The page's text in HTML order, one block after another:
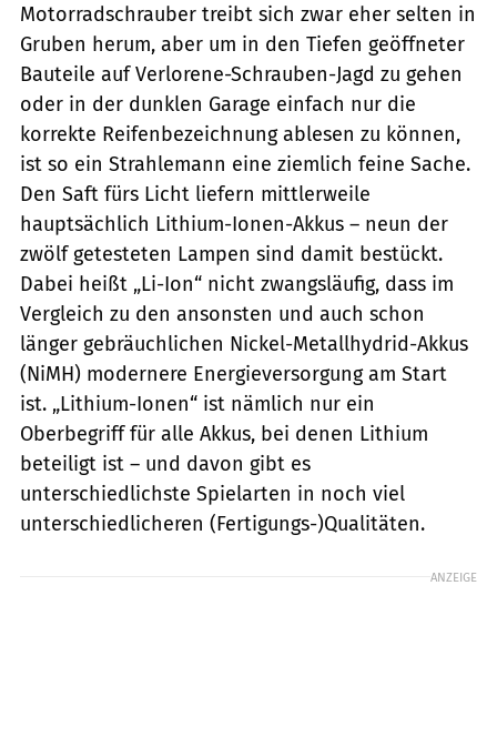
Motorradschrauber treibt sich zwar eher selten in
Gruben herum, aber um in den Tiefen geöffneter
Bauteile auf Verlorene-Schrauben-Jagd zu gehen
oder in der dunklen Garage einfach nur die
korrekte Reifenbezeichnung ablesen zu können,
ist so ein Strahlemann eine ziemlich feine Sache.
Den Saft fürs Licht liefern mittlerweile
hauptsächlich Lithium-Ionen-Akkus – neun der
zwölf getesteten Lampen sind damit bestückt.
Dabei heißt „Li-Ion“ nicht zwangsläufig, dass im
Vergleich zu den ansonsten und auch schon
länger gebräuchlichen Nickel-Metallhydrid-Akkus
(NiMH) modernere Energieversorgung am Start
ist. „Lithium-Ionen“ ist nämlich nur ein
Oberbegriff für alle Akkus, bei denen Lithium
beteiligt ist – und davon gibt es
unterschiedlichste Spielarten in noch viel
unterschiedlicheren (Fertigungs-)Qualitäten.
ANZEIGE